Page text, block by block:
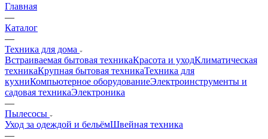
Главная
—
Каталог
—
Техника для дома
Встраиваемая бытовая техникаКрасота и уходКлиматическая
техникаКрупная бытовая техникаТехника для
кухниКомпьютерное оборудованиеЭлектроинструменты и
садовая техникаЭлектроника
—
Пылесосы
Уход за одеждой и бельёмШвейная техника
—